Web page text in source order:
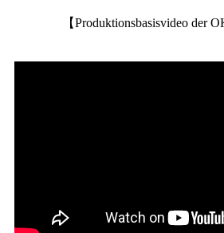
【Produktionsbasisvideo der